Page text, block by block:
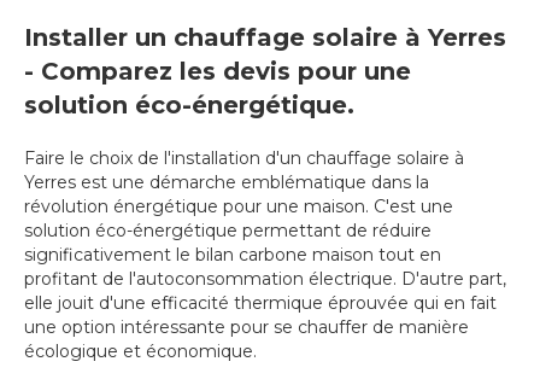
Installer un chauffage solaire à Yerres
- Comparez les devis pour une
solution éco-énergétique.
Faire le choix de l'installation d'un chauffage solaire à
Yerres est une démarche emblématique dans la
révolution énergétique pour une maison. C'est une
solution éco-énergétique permettant de réduire
significativement le bilan carbone maison tout en
profitant de l'autoconsommation électrique. D'autre part,
elle jouit d'une efficacité thermique éprouvée qui en fait
une option intéressante pour se chauffer de manière
écologique et économique.